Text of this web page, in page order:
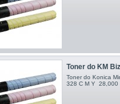
Toner do KM
Toner do Konica
328 C M Y 28,000